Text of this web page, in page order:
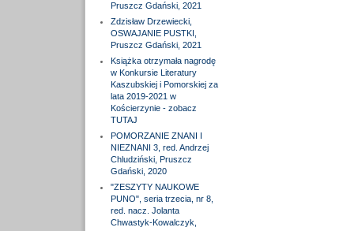
Pruszcz Gdański, 2021
Zdzisław Drzewiecki,
OSWAJANIE PUSTKI,
Pruszcz Gdański, 2021
Książka otrzymała nagrodę
w Konkursie Literatury
Kaszubskiej i Pomorskiej za
lata 2019-2021 w
Kościerzynie - zobacz
TUTAJ
POMORZANIE ZNANI I
NIEZNANI 3, red. Andrzej
Chludziński, Pruszcz
Gdański, 2020
"ZESZYTY NAUKOWE
PUNO", seria trzecia, nr 8,
red. nacz. Jolanta
Chwastyk-Kowalczyk,